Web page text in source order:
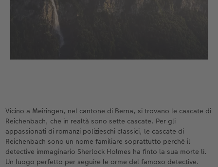
Vicino a Meiringen, nel cantone di Berna, si trovano le cascate di
Reichenbach, che in realtà sono sette cascate. Per gli
appassionati di romanzi polizieschi classici, le cascate di
Reichenbach sono un nome familiare soprattutto perché il
detective immaginario Sherlock Holmes ha finto la sua morte lì.
Un luogo perfetto per seguire le orme del famoso detective.